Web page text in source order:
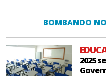
BOMBANDO
2025